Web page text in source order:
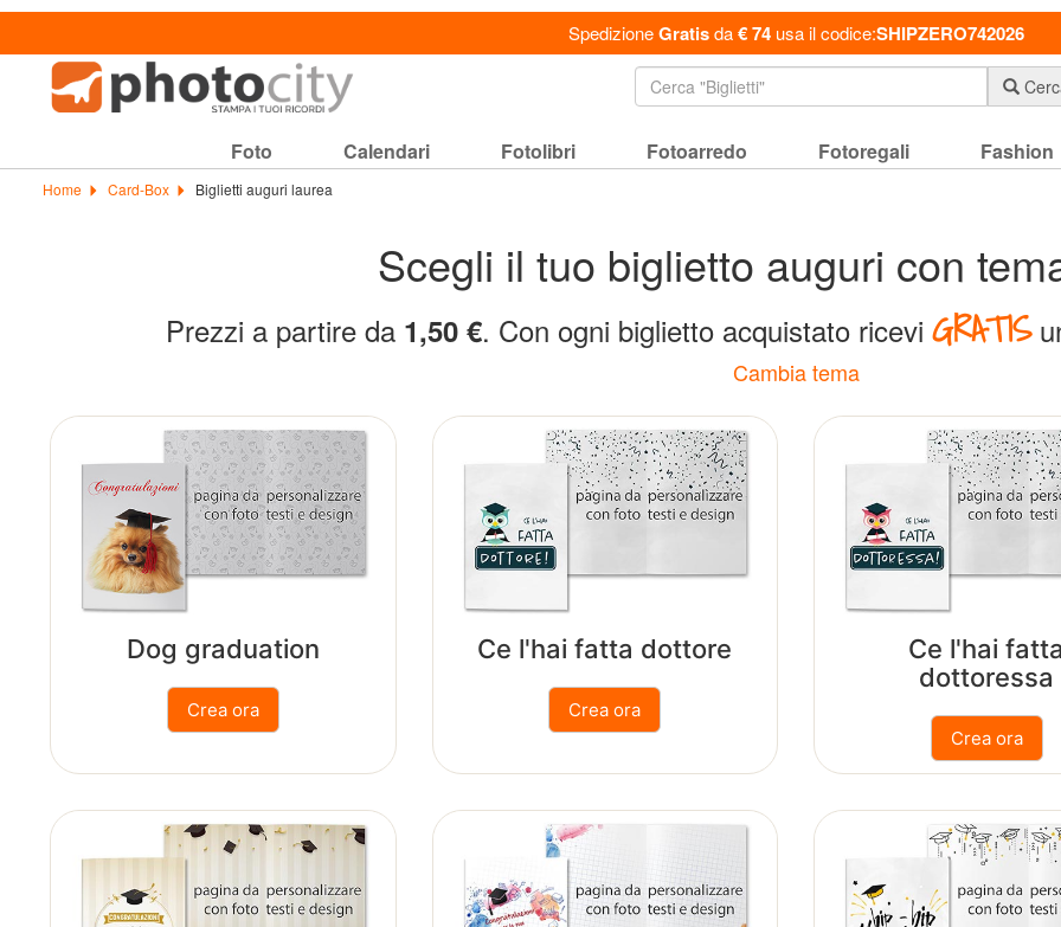
SpedizioneGratisda€ 74usa il codice:SHIPZERO742026
Foto Calendari Fotolibri Fotoarredo Fotoregali Fashion
Home Card-Box Biglietti auguri laurea
Scegli il tuo biglietto auguri con
Prezzi a partire da 1,50 €. Con ogni biglietto acquistato ricevi GRATIS
Cambia tema
Dog graduation Ce l'hai fatta dottore
Ce l'hai
dottoressa